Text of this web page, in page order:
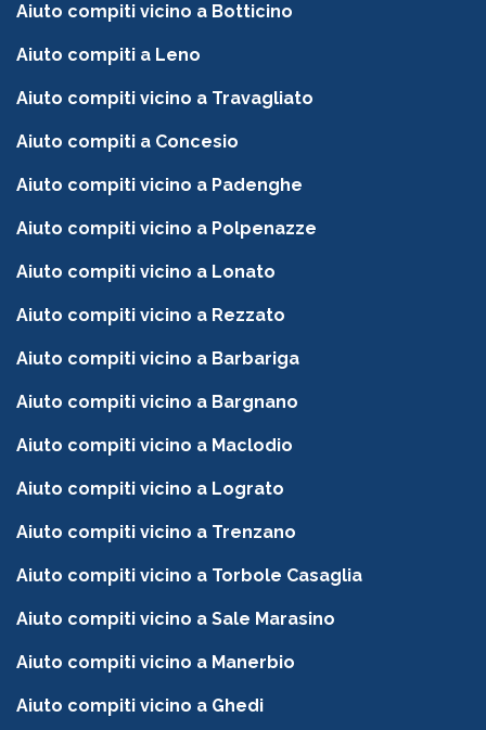
Aiuto compiti vicino a Botticino
Aiuto compiti a Leno
Aiuto compiti vicino a Travagliato
Aiuto compiti a Concesio
Aiuto compiti vicino a Padenghe
Aiuto compiti vicino a Polpenazze
Aiuto compiti vicino a Lonato
Aiuto compiti vicino a Rezzato
Aiuto compiti vicino a Barbariga
Aiuto compiti vicino a Bargnano
Aiuto compiti vicino a Maclodio
Aiuto compiti vicino a Lograto
Aiuto compiti vicino a Trenzano
Aiuto compiti vicino a Torbole Casaglia
Aiuto compiti vicino a Sale Marasino
Aiuto compiti vicino a Manerbio
Aiuto compiti vicino a Ghedi